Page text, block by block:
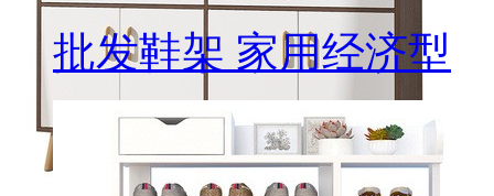
批发鞋架 家用经济型